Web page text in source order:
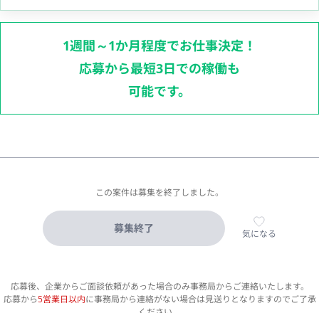
1週間～1か月程度でお仕事決定！
応募から最短3日での稼働も
可能です。
この案件は募集を終了しました。
募集終了 気になる
応募後、企業からご面談依頼があった場合のみ事務局からご連絡いたします。
応募から5営業日以内に事務局から連絡がない場合は見送りとなりますのでご了承